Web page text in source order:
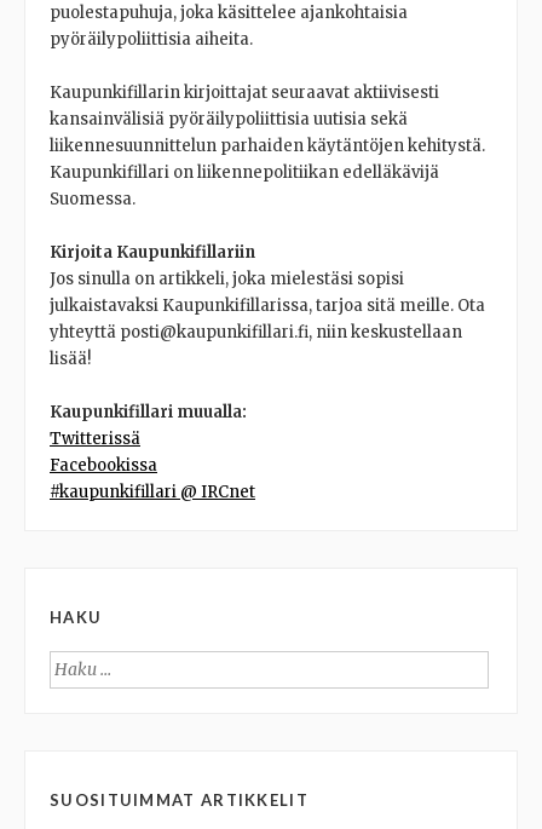
puolestapuhuja, joka käsittelee ajankohtaisia
pyöräilypoliittisia aiheita.
Kaupunkifillarin kirjoittajat seuraavat aktiivisesti
kansainvälisiä pyöräilypoliittisia uutisia sekä
liikennesuunnittelun parhaiden käytäntöjen kehitystä.
Kaupunkifillari on liikennepolitiikan edelläkävijä
Suomessa.
Kirjoita Kaupunkifillariin
Jos sinulla on artikkeli, joka mielestäsi sopisi
julkaistavaksi Kaupunkifillarissa, tarjoa sitä meille. Ota
yhteyttä posti@kaupunkifillari.fi, niin keskustellaan
lisää!
Kaupunkifillari muualla:
Twitterissä
Facebookissa
#kaupunkifillari @ IRCnet
HAKU
Haku:
SUOSITUIMMAT ARTIKKELIT